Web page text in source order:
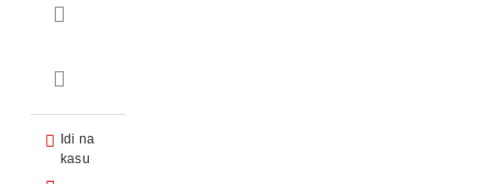
Idi na
kasu